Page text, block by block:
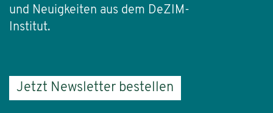
und Neuigkeiten aus dem DeZIM-
Institut.
Jetzt Newsletter bestellen